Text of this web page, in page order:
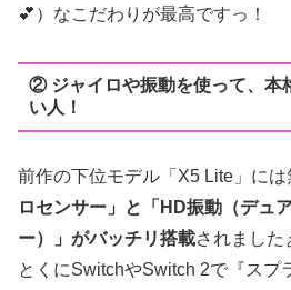
💕）なこだわりが最高ですっ！
② ジャイロや振動を使って、本
い人！
前作の下位モデル「X5 Lite」には
ロセンサー」と「HD振動（デュ
ー）」がバッチリ搭載されました
とくにSwitchやSwitch 2で『スプ